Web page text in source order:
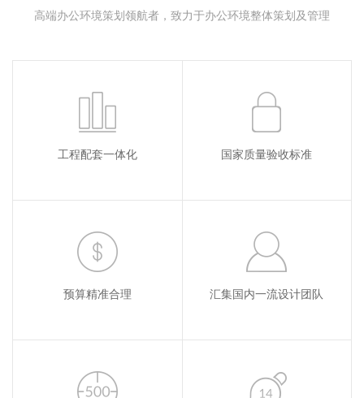
高端办公环境策划领航者，致力于办公环境整体策划及管理
工程配套一体化 国家质量验收标准
预算精准合理 汇集国内一流设计团队